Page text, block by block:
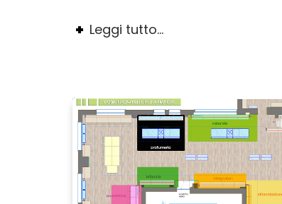
Leggi tutto...